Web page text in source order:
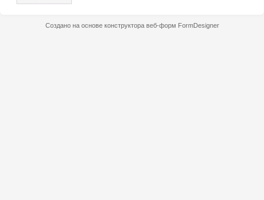
Создано на основе конструктора веб-форм FormDesigner